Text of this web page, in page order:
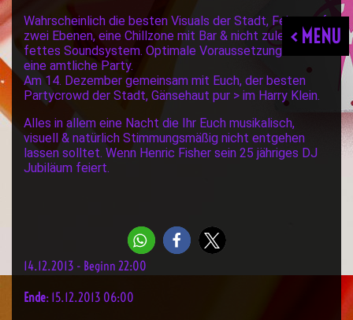
< MENU
Wahrscheinlich die besten Visuals der Stadt, Feiern auf
zwei Ebenen, eine Chillzone mit Bar & nicht zuletzt ein
fettes Soundsystem. Optimale Voraussetzungen für
eine amtliche Party.
Am 14. Dezember gemeinsam mit Euch, der besten
Partycrowd der Stadt, Gänsehaut pur > im Harry Klein.
Alles in allem eine Nacht die Ihr Euch musikalisch,
visuell & natürlich Stimmungsmäßig nicht entgehen
lassen solltet. Wenn Henric Fisher sein 25 jähriges DJ
Jubiläum feiert.
14.12.2013 - Beginn 22:00
Ende: 15.12.2013 06:00